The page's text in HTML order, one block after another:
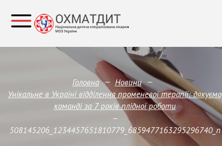
Головна — Новини —
Унікальне в Україні відділення променевої терапії: дякуємо
команді за 7 років плідної роботи
—
508145206_1234457651810779_6859477163295296740_n